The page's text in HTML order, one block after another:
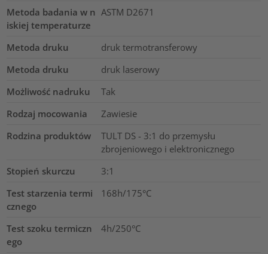
Metoda badania w n
iskiej temperaturze
ASTM D2671
Metoda druku
druk termotransferowy
Metoda druku
druk laserowy
Możliwość nadruku
Tak
Rodzaj mocowania
Zawiesie
Rodzina produktów
TULT DS - 3:1 do przemysłu
zbrojeniowego i elektronicznego
Stopień skurczu
3:1
Test starzenia termi
cznego
168h/175°C
Test szoku termiczn
ego
4h/250°C